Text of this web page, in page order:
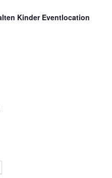
Kinder Eventlocation